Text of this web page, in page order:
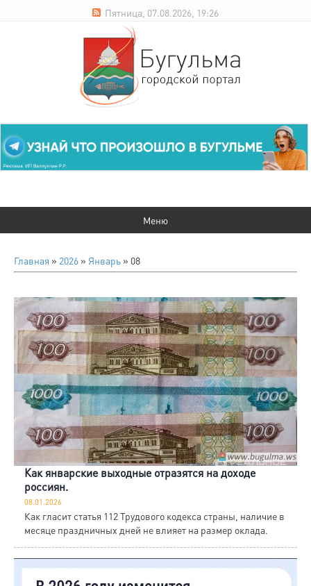
Пятница, 07.08.2026, 19:26
Главная » 2026 » Январь » 08
Как январские выходные отразятся на доходе
россиян.
08.01.2026
Как гласит статья 112 Трудового кодекса страны, наличие в
месяце праздничных дней не влияет на размер оклада.